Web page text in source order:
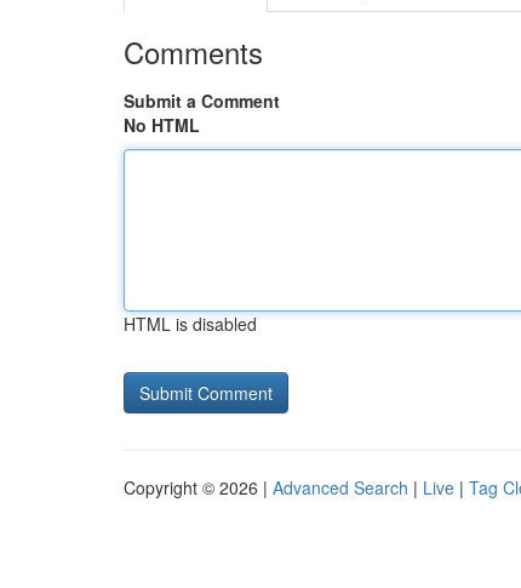
Comments
Submit a Comment
No HTML
HTML is disabled
Copyright © 2026 | Advanced Search | Live | Tag